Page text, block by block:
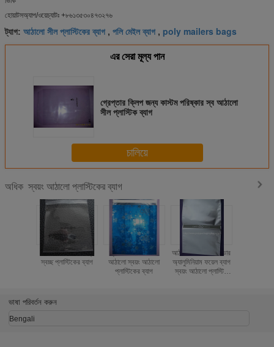
হোয়াটসঅ্যাপ/ওয়েচ্যাটঃ +৮৬১৩৫৩০৪৭৩২৭৬
ট্যাগ: আঠালো সীল প্লাস্টিকের ব্যাগ, পলি মেইল ​​ব্যাগ, poly mailers bags
এর সেরা মূল্য পান
গ্রেপ্তার ক্লিপ জন্য কাস্টম পরিষ্কার স্ব আঠালো
সীল প্লাস্টিক ব্যাগ
চালিয়ে
অধিক স্বয়ং আঠালো প্লাস্টিকের ব্যাগ
পোশাক পরিবহনের জন্য
স্বচ্ছ প্লাস্টিকের ব্যাগ
স্থায়ী টেপ সঙ্গে ধাতব
আঠালো স্বয়ং আঠালো
প্লাস্টিকের ব্যাগ
আঠালো সীল সঙ্গে সিলভার
অ্যালুমিনিয়াম ফয়েল ব্যাগ
স্বয়ং আঠালো প্লাস্টিক
ভাষা পরিবর্তন করুন
Bengali